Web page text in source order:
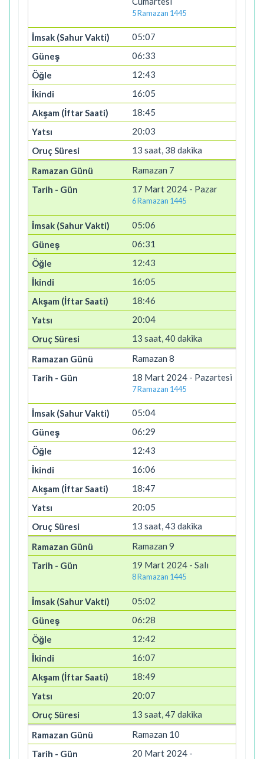
5 Ramazan 1445
05:07
06:33
12:43
16:05
18:45
20:03
13 saat, 38 dakika
Ramazan 7
17 Mart 2024 - Pazar
6 Ramazan 1445
05:06
06:31
12:43
16:05
18:46
20:04
13 saat, 40 dakika
Ramazan 8
18 Mart 2024 - Pazartesi
7 Ramazan 1445
05:04
06:29
12:43
16:06
18:47
20:05
13 saat, 43 dakika
Ramazan 9
19 Mart 2024 - Salı
8 Ramazan 1445
05:02
06:28
12:42
16:07
18:49
20:07
13 saat, 47 dakika
Ramazan 10
20 Mart 2024 -